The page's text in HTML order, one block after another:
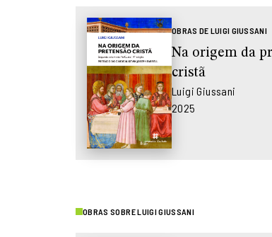
OBRAS DE LUIGI GIUSSANI
Na origem da
cristã
Luigi Giussani
2025
OBRAS SOBRE LUIGI GIUSSANI